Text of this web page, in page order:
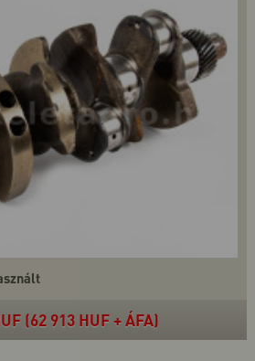
(62 913 HUF + ÁFA)